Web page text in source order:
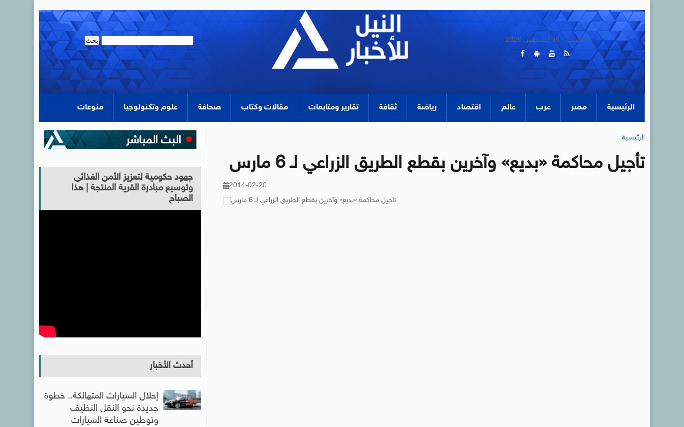
السبت - 08 أغسطس 2026
الرئيسية مصر عرب عالم اقتصاد رياضة ثقافة تقارير ومتابعات مقالات وكتاب صحافة علوم وتكنولوجيا منوعات
الرئيسية
تأجيل محاكمة «بديع» وآخرين بقطع الطريق الزراعي لـ 6 مارس
2014-02-20
جهود حكومية لتعزيز الأمن الغذائى
وتوسيع مبادرة القرية المنتجة | هذا
الصباح
أحدث الأخبار
إحلال السيارات المتهالكة.. خطوة
جديدة نحو النقل النظيف
وتوطين صناعة السيارات